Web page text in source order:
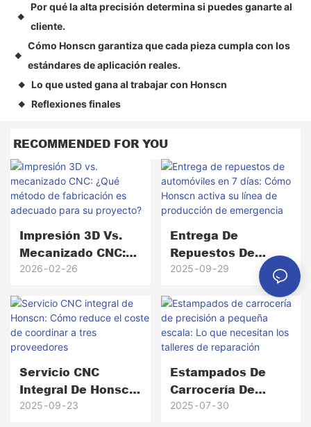
◆
Por qué la alta precisión determina si puedes ganarte al
cliente.
◆
Cómo Honscn garantiza que cada pieza cumpla con los
estándares de aplicación reales.
◆ Lo que usted gana al trabajar con Honscn
◆ Reflexiones finales
RECOMMENDED FOR YOU
Impresión 3D Vs.
Mecanizado CNC:
¿Qué Método De
Adecuado Para Su
Proyecto?
2026 02 26
Entrega De
Repuestos De
Automóviles En 7
Días: Cómo Honscn
Activa Su Línea De
Producción De
Emergencia
2025 09 29
Servicio CNC
Integral De Honscn:
Cómo Reduce El
2025 09 23
Estampados De
Carrocería De
Precisión A
2025 07 30